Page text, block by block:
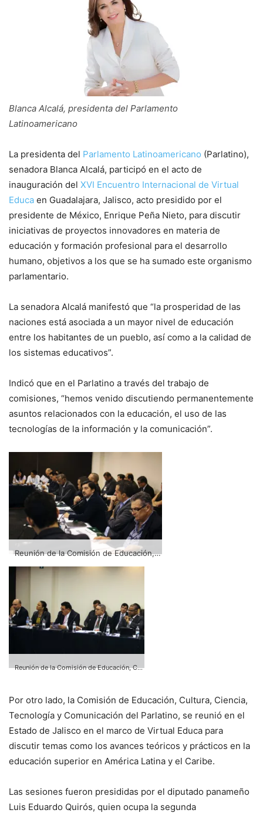
Blanca Alcalá, presidenta del Parlamento
Latinoamericano
La presidenta del Parlamento Latinoamericano (Parlatino),
senadora Blanca Alcalá, participó en el acto de
inauguración del XVI Encuentro Internacional de Virtual
Educa en Guadalajara, Jalisco, acto presidido por el
presidente de México, Enrique Peña Nieto, para discutir
iniciativas de proyectos innovadores en materia de
educación y formación profesional para el desarrollo
humano, objetivos a los que se ha sumado este organismo
parlamentario.
La senadora Alcalá manifestó que “la prosperidad de las
naciones está asociada a un mayor nivel de educación
entre los habitantes de un pueblo, así como a la calidad de
los sistemas educativos”.
Indicó que en el Parlatino a través del trabajo de
comisiones, “hemos venido discutiendo permanentemente
asuntos relacionados con la educación, el uso de las
tecnologías de la información y la comunicación”.
Reunión de la Comisión de Educación, Cultura, Ciencia, Tecnología y Comunicación del Parlatino durante el Encuentro Internacional Virtual Educa México 2015
Reunión de la Comisión de Educación, Cultura, Ciencia, Tecnología y Comunicación del Parlatino durante el Encuentro Internacional Virtual Educa México 2015
Por otro lado, la Comisión de Educación, Cultura, Ciencia,
Tecnología y Comunicación del Parlatino, se reunió en el
Estado de Jalisco en el marco de Virtual Educa para
discutir temas como los avances teóricos y prácticos en la
educación superior en América Latina y el Caribe.
Las sesiones fueron presididas por el diputado panameño
Luis Eduardo Quirós, quien ocupa la segunda